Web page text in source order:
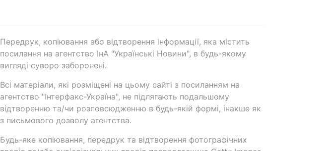
Передрук, копіювання або відтворення інформації, яка містить
посилання на агентство ІнА "Українські Новини", в будь-якому
вигляді суворо заборонені.
Всі матеріали, які розміщені на цьому сайті з посиланням на
агентство "Інтерфакс-Україна", не підлягають подальшому
відтворенню та/чи розповсюдженню в будь-якій формі, інакше як
з письмового дозволу агентства.
Будь-яке копіювання, передрук та відтворення фотографічних